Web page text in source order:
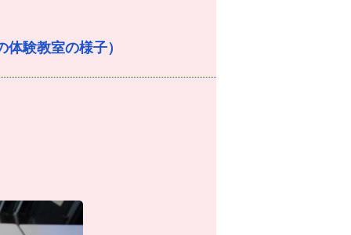
験教室の様子）